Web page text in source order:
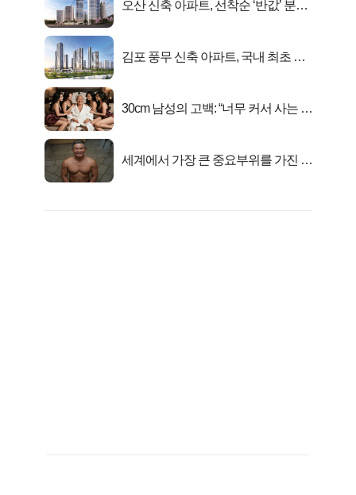
오산 신축 아파트, 선착순 ‘반값’ 분양
김포 풍무 신축 아파트, 국내 최초 반
30cm 남성의 고백: “너무 커서 사는 게
세계에서 가장 큰 중요부위를 가진 남